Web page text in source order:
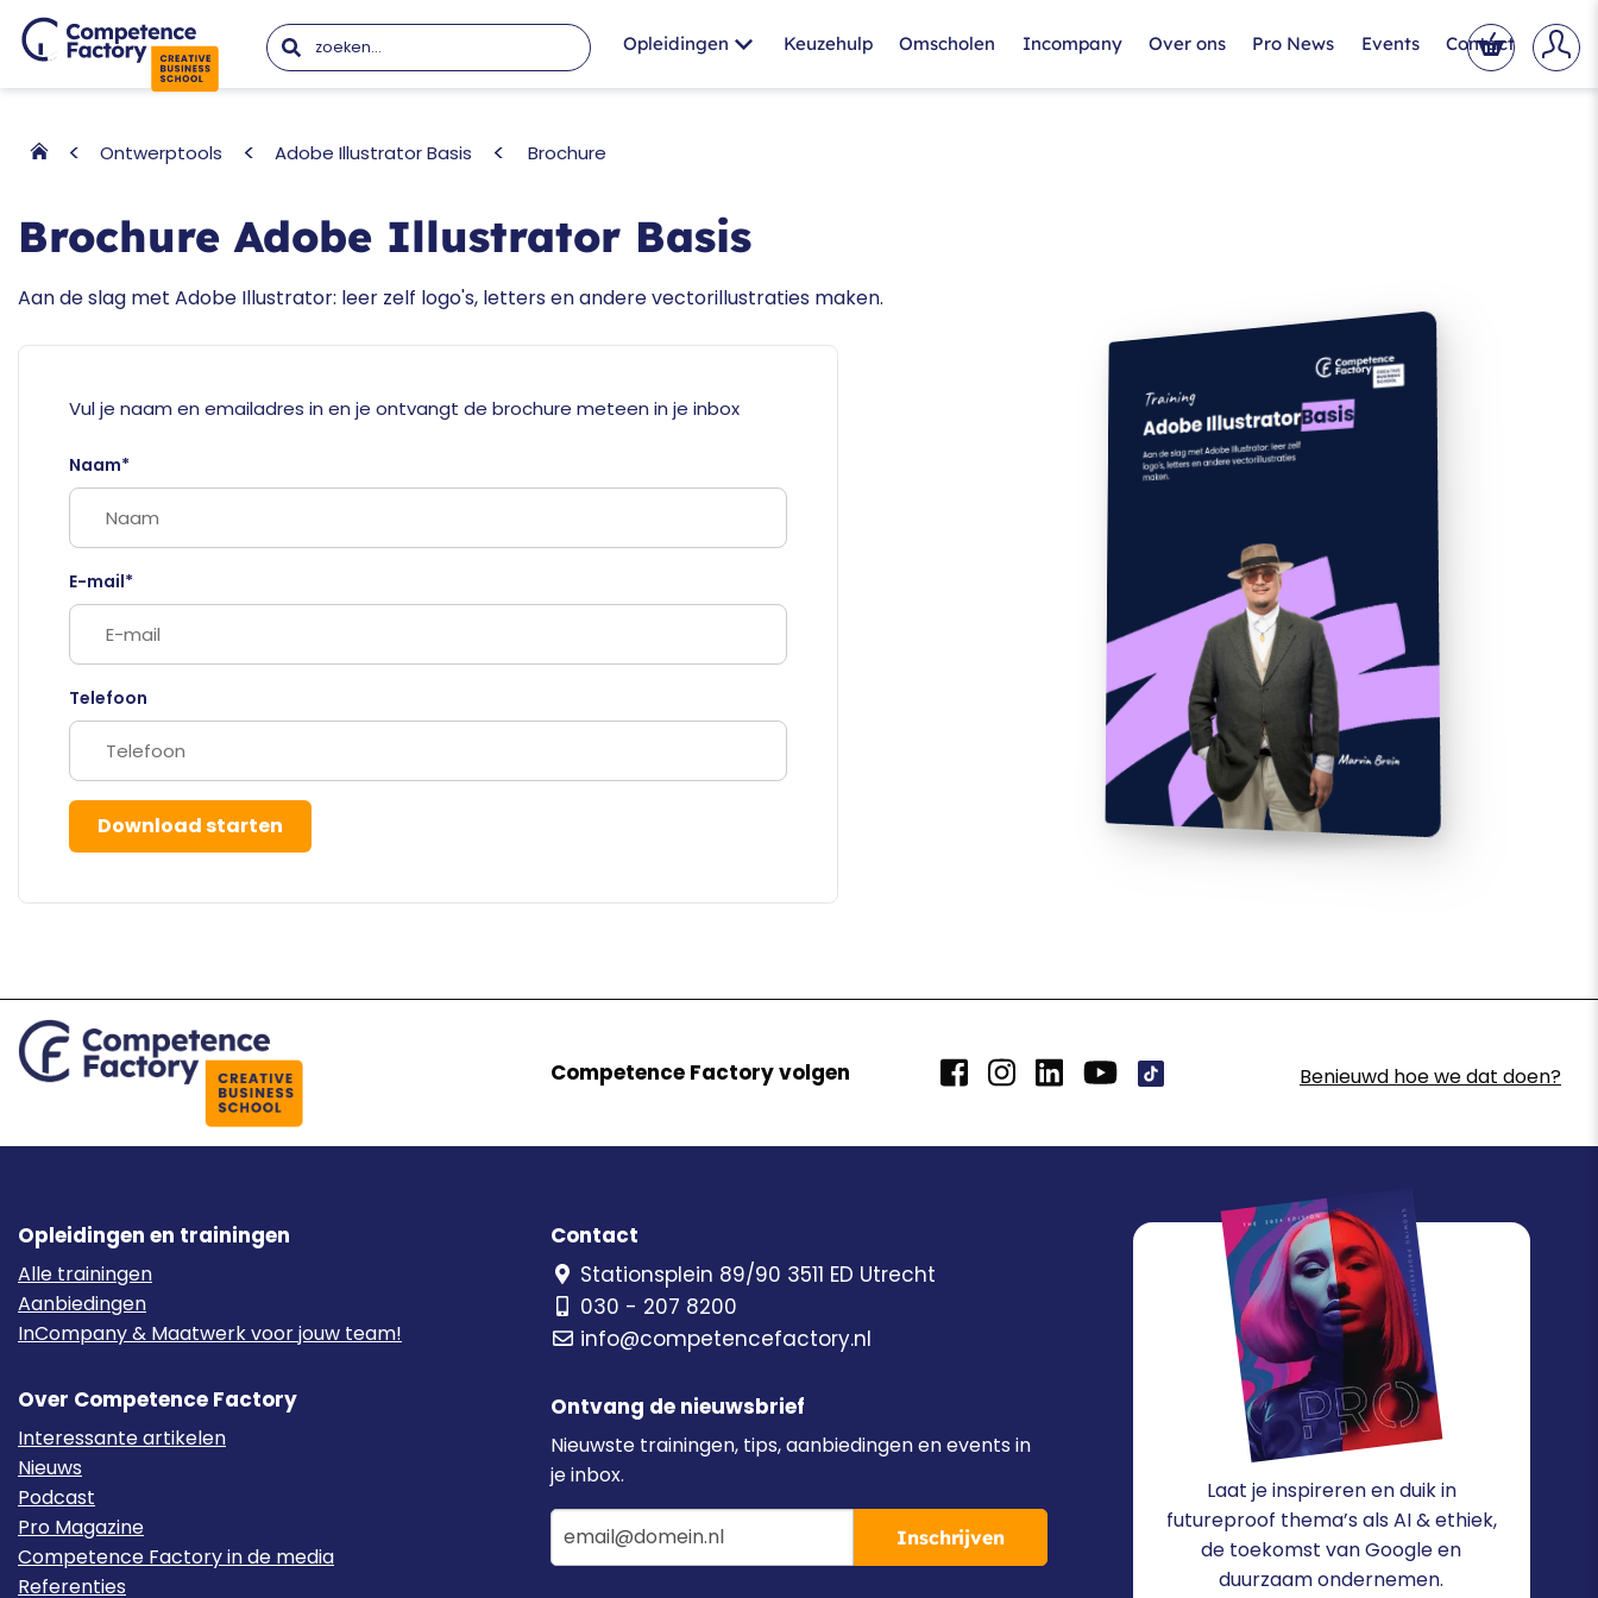
Opleidingen Keuzehulp Omscholen Incompany Over ons Pro News Events Contact
Ontwerptools Adobe Illustrator Basis Brochure
Brochure Adobe Illustrator Basis
Aan de slag met Adobe Illustrator: leer zelf logo's, letters en andere vectorillustraties maken.
Vul je naam en emailadres in en je ontvangt de brochure meteen in je inbox
Naam*
E-mail*
Telefoon
Download starten
Competence Factory volgen Benieuwd hoe we dat doen?
Opleidingen en trainingen
Alle trainingen
Aanbiedingen
InCompany & Maatwerk voor jouw team!
Over Competence Factory
Interessante artikelen
Nieuws
Podcast
Pro Magazine
Competence Factory in de media
Referenties
Contact
Stationsplein 89/90 3511 ED Utrecht
030 - 207 8200
info@competencefactory.nl
Ontvang de nieuwsbrief
Nieuwste trainingen, tips, aanbiedingen en events in
je inbox.
Inschrijven
Laat je inspireren en duik in
futureproof thema’s als AI & ethiek,
de toekomst van Google en
duurzaam ondernemen.